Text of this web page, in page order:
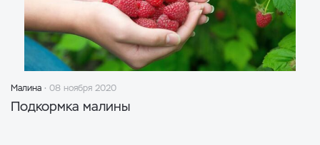
Малина 08 ноября 2020
Подкормка малины